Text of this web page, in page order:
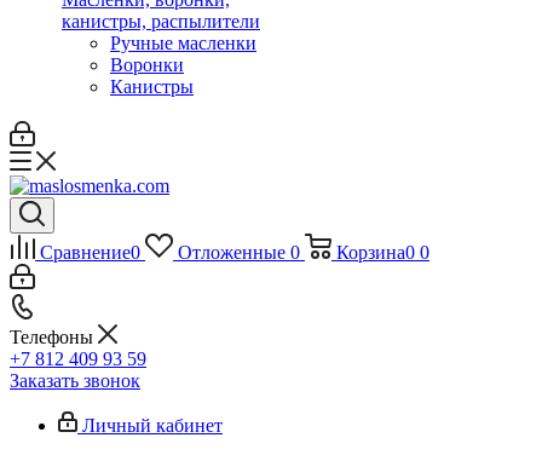
канистры, распылители
Ручные масленки
Воронки
Канистры
Сравнение0 Отложенные 0 Корзина0 0
Телефоны
+7 812 409 93 59
Заказать звонок
Личный кабинет